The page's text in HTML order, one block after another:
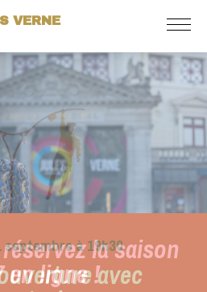
VERNE
la saison
en ligne !